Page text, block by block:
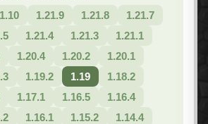
1.21.9 1.21.8
1.21.7
1.21.4 1.21.3
1.21.1
1.20.4 1.20.2
1.20.1
1.19.2 1.19
1.18.2
1.17.1 1.16.5
1.16.4
1.16.1 1.15.2
1.14.4